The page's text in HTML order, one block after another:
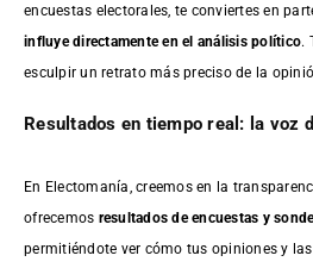
encuestas electorales, te conviertes en
influye directamente en el análisis político.
esculpir un retrato más preciso de la
Resultados en tiempo real: la voz
En Electomanía, creemos en la
ofrecemos resultados deencuestas y
permitiéndote ver cómo tus opiniones y